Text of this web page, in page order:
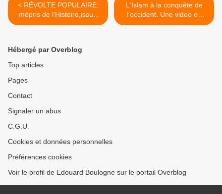
< RÉVOLTE POPULAIRE:
mépris de l'Histoire,issue
désastreuse, par Xavier
L'Islam à la conquête de
l'occident. Une video où
Jean-Frédéric Poisson
Hébergé par Overblog
Top articles
Pages
Contact
Signaler un abus
C.G.U.
Cookies et données personnelles
Préférences cookies
Voir le profil de Edouard Boulogne sur le portail Overblog